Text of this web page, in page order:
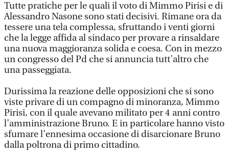
Tutte pratiche per le quali il voto di Mimmo Pirisi e di
Alessandro Nasone sono stati decisivi. Rimane ora da
tessere una tela complessa, sfruttando i venti giorni
che la legge affida al sindaco per provare a rinsaldare
una nuova maggioranza solida e coesa. Con in mezzo
un congresso del Pd che si annuncia tutt’altro che
una passeggiata.
Durissima la reazione delle opposizioni che si sono
viste privare di un compagno di minoranza, Mimmo
Pirisi, con il quale avevano militato per 4 anni contro
l’amministrazione Bruno. E in particolare hanno visto
sfumare l’ennesima occasione di disarcionare Bruno
dalla poltrona di primo cittadino.